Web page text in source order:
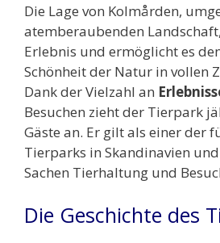
Die Lage von Kolmården,
atemberaubenden
Erlebnis und ermöglicht es
Schönheit der Natur in vollen
Dank der Vielzahl an
Besuchen zieht der Tierpark
Gäste an. Er gilt als einer der
Tierparks in Skandinavien
Sachen Tierhaltung und
Die Geschichte des